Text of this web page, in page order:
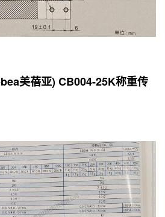
美蓓亚) CB004-25K称重传